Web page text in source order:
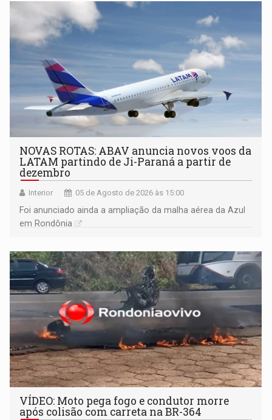
NOVAS ROTAS: ABAV anuncia novos voos da
LATAM partindo de Ji-Paraná a partir de
dezembro
Interior 05 de Agosto de 2026 às 15:00
Foi anunciado ainda a ampliação da malha aérea da Azul
em Rondônia
VÍDEO: Moto pega fogo e condutor morre
após colisão com carreta na BR-364